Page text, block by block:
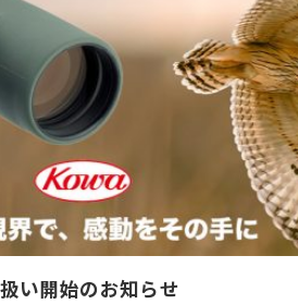
い開始のお知らせ